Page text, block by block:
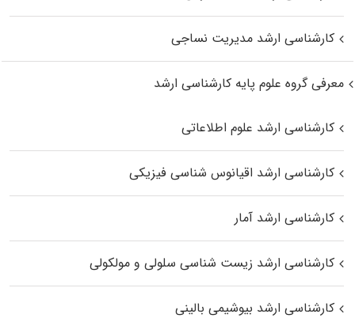
کارشناسی ارشد مدیریت نساجی
معرفی گروه علوم پایه کارشناسی ارشد
کارشناسی ارشد علوم اطلاعاتی
کارشناسی ارشد اقیانوس‌ شناسی فیزیکی
کارشناسی ارشد آمار
کارشناسی ارشد زیست شناسی سلولی و مولکولی
کارشناسی ارشد بیوشیمی بالینی